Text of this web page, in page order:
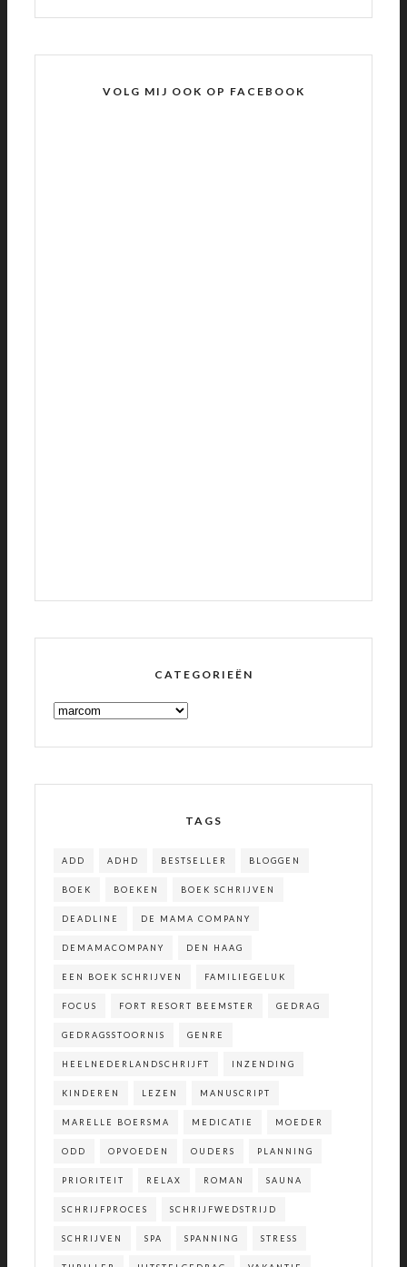
VOLG MIJ OOK OP FACEBOOK
CATEGORIEËN
CATEGORIEËN
TAGS
ADD ADHD BESTSELLER BLOGGEN
BOEK BOEKEN BOEK SCHRIJVEN
DEADLINE DE MAMA COMPANY
DEMAMACOMPANY DEN HAAG
EEN BOEK SCHRIJVEN FAMILIEGELUK
FOCUS FORT RESORT BEEMSTER GEDRAG
GEDRAGSSTOORNIS GENRE
HEELNEDERLANDSCHRIJFT INZENDING
KINDEREN LEZEN MANUSCRIPT
MARELLE BOERSMA MEDICATIE MOEDER
ODD OPVOEDEN OUDERS PLANNING
PRIORITEIT RELAX ROMAN SAUNA
SCHRIJFPROCES SCHRIJFWEDSTRIJD
SCHRIJVEN SPA SPANNING STRESS